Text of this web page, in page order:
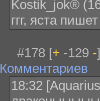
Kostik_jok®
ггг, яста
#178 [+ -129 -
Комментариев
18:32